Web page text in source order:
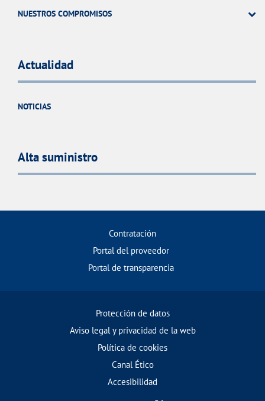
NUESTROS COMPROMISOS
Actualidad
NOTICIAS
Alta suministro
Contratación
Portal del proveedor
Portal de transparencia
Protección de datos
Aviso legal y privacidad de la web
Política de cookies
Canal Ético
Accesibilidad